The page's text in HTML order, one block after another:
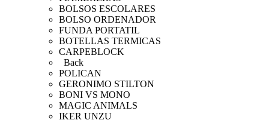
BOLSOS ESCOLARES
BOLSO ORDENADOR
FUNDA PORTATIL
BOTELLAS TERMICAS
CARPEBLOCK
Back
POLICAN
GERONIMO STILTON
BONI VS MONO
MAGIC ANIMALS
IKER UNZU